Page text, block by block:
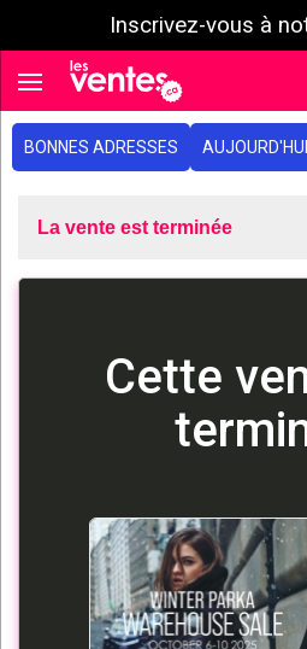
Inscrivez-vous à
Toggle navigation
BONNES ADRESSES AUJOURD'HUI
La vente est terminée
Cette